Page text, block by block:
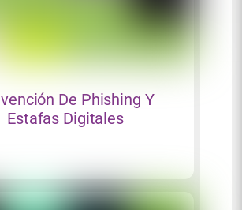
De Phishing Y
Estafas Digitales